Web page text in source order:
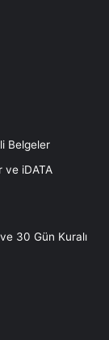
Belgeler
ve iDATA
30 Gün Kuralı